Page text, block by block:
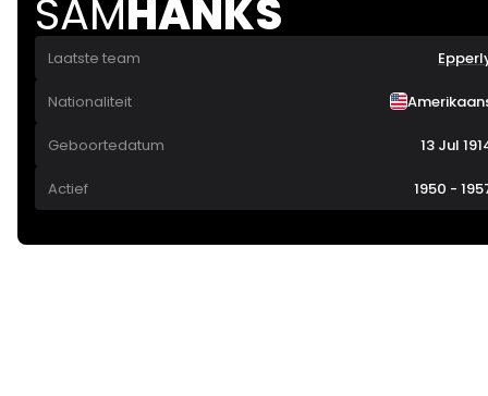
SAMHANKS
Laatste team
Nationaliteit
Geboortedatum 13 Jul
Actief 1950 -